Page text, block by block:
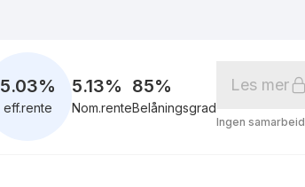
5.03%
eff.rente
5.13%
Nom.rente
85%
Belåningsgrad
Les mer
Ingen samarbeid